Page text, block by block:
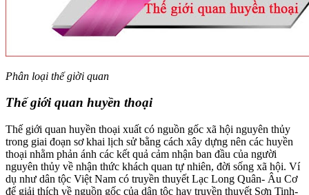
Phân loại thế giời quan
Thế giới quan huyền thoại
Thế giới quan huyền thoại xuất có nguồn gốc xã hội nguyên thủy
trong giai đoạn sơ khai lịch sử bằng cách xây dựng nên các huyền
thoại nhằm phản ánh các kết quả cảm nhận ban đầu của người
nguyên thủy về nhận thức khách quan tự nhiên, đời sống xã hội. Ví
dụ như dân tộc Việt Nam có truyền thuyết Lạc Long Quân- Âu Cơ
để giải thích về nguồn gốc của dân tộc hay truyền thuyết Sơn Tinh-